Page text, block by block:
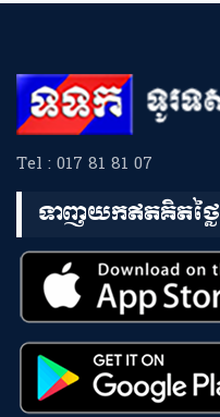
Tel : 017 81 81 07
ទាញយកឥតគិតថ្លៃ